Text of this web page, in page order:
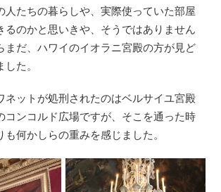
人たちの暮らしや、実際使っていた部屋
るのかと思いきや、そうではありません
まだ、ハワイのイオラニ宮殿の方が見ど
た。
ネットが処刑されたのはベルサイユ宮殿
コンコルド広場ですが、そこを通った時
も何かしらの重みを感じました。